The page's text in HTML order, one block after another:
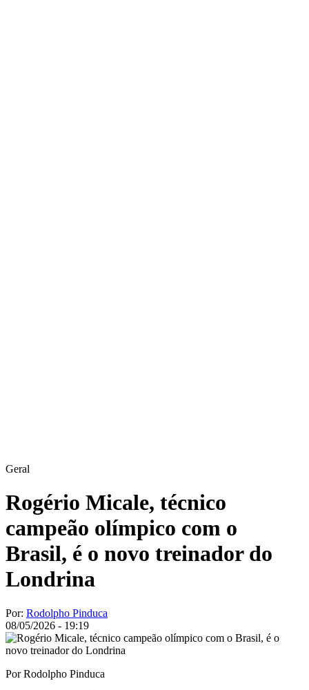
Geral
Rogério Micale, técnico
campeão olímpico com o
Brasil, é o novo treinador do
Londrina
Por: Rodolpho Pinduca
08/05/2026 - 19:19
Por Rodolpho Pinduca